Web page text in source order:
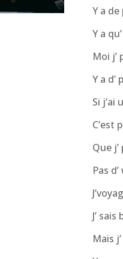
Y a
Y a
Moi j’
Y a d’
Si j’ai
C’est
Que
Pas
J’
Mais